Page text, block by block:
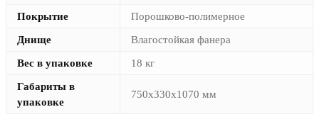
Покрытие Порошково-полимерное
Днище Влагостойкая фанера
Вес в упаковке 18 кг
Габариты в
упаковке
750х330х1070 мм